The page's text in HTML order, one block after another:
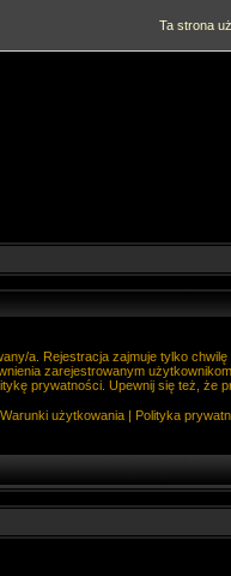
a. Rejestracja zajmuje tylko
zarejestrowanym
prywatności. Upewnij się też, że
Warunki użytkowania | Polityka
Ta strona